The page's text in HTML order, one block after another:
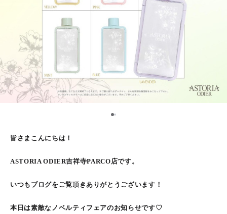
1
皆さまこんにちは！
ASTORIA ODIER吉祥寺PARCO店です。
いつもブログをご覧頂きありがとうございます！
本日は素敵なノベルティフェアのお知らせです♡